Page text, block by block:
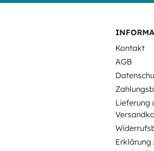
Kontakt
AGB
Lieferung
Erklärung